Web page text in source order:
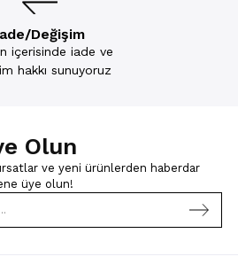
Değişim
içerisinde iade ve
hakkı sunuyoruz
Olun
ve yeni ürünlerden haberdar
üye olun!